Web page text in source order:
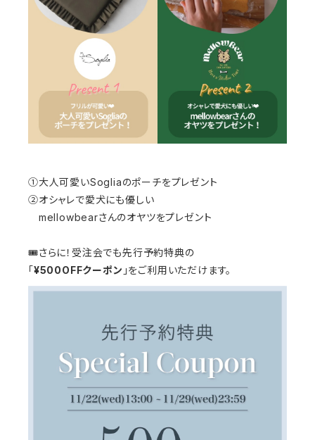
①大人可愛いSogliaのポーチをプレゼント
②オシャレで愛犬にも優しい
mellowbearさんのオヤツをプレゼント
🎟さらに！受注会でも先行予約特典の
「¥500OFFクーポン 」をご利用いただけます。